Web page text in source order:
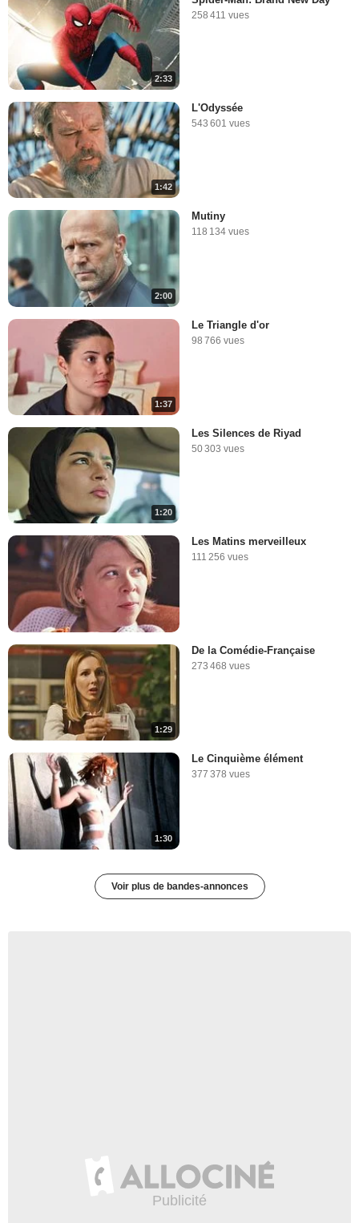
2:33
258 411 vues
1:42
L'Odyssée
543 601 vues
2:00
Mutiny
118 134 vues
1:37
Le Triangle d'or
98 766 vues
1:20
Les Silences de Riyad
50 303 vues
Les Matins merveilleux
111 256 vues
1:29
De la Comédie-Française
273 468 vues
1:30
Le Cinquième élément
377 378 vues
Voir plus de bandes-annonces